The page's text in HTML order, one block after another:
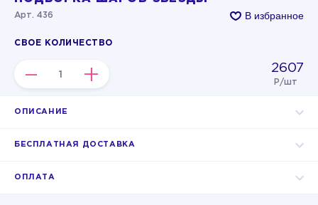
Арт. 436 В избранное
СВОЕ КОЛИЧЕСТВО
– + 2607
Р/шт
ОПИСАНИЕ
БЕСПЛАТНАЯ ДОСТАВКА
ОПЛАТА